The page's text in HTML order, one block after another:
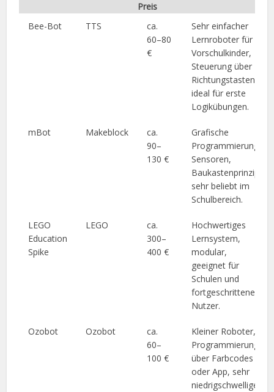
Preis
Bee-Bot TTS
ca.
60–80
€
Sehr einfacher
Lernroboter für
Vorschulkinder,
Steuerung über
Richtungstasten,
ideal für erste
Logikübungen.
mBot Makeblock
ca.
90–
130 €
Grafische
Programmierung,
Sensoren,
Baukastenprinzip,
sehr beliebt im
Schulbereich.
LEGO
Education
Spike
LEGO
ca.
300–
400 €
Hochwertiges
Lernsystem,
modular,
geeignet für
Schulen und
fortgeschrittene
Nutzer.
Ozobot Ozobot
ca.
60–
100 €
Kleiner Roboter,
Programmierung
über Farbcodes
oder App, sehr
niedrigschwelliger